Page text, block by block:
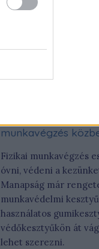
Milyen
munkavégzés
Fizikai munkavégzés
óvni, védeni a
Manapság már
munkavédelmi
használatos
védőkesztyűkön át
lehet szerezni.